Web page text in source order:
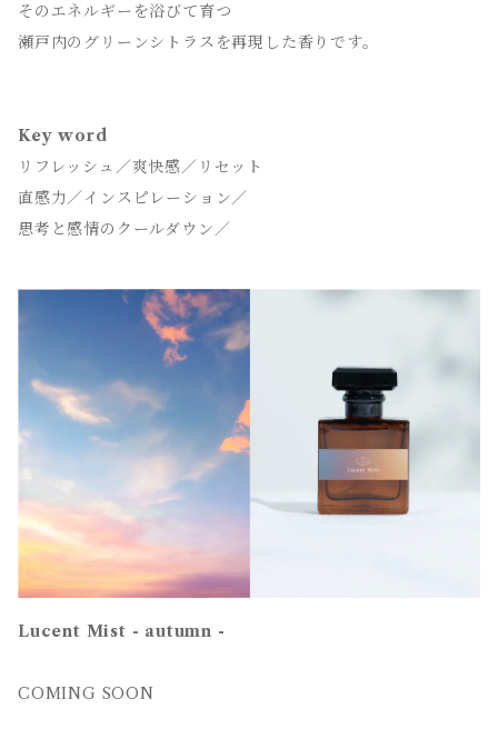
そのエネルギーを浴びて育つ
瀬戸内のグリーンシトラスを再現した香りです。
Key word
リフレッシュ／爽快感／リセット
直感力／インスピレーション／
思考と感情のクールダウン／
Lucent Mist - autumn -
COMING SOON